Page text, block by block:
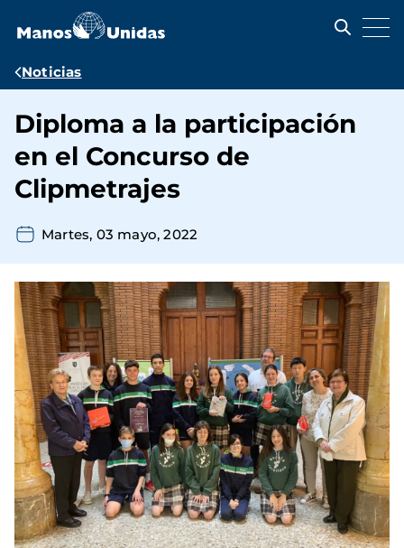
contenido
Ruta
navegación
Noticias
Diploma a la participación
en el Concurso de
Clipmetrajes
Martes, 03 mayo, 2022